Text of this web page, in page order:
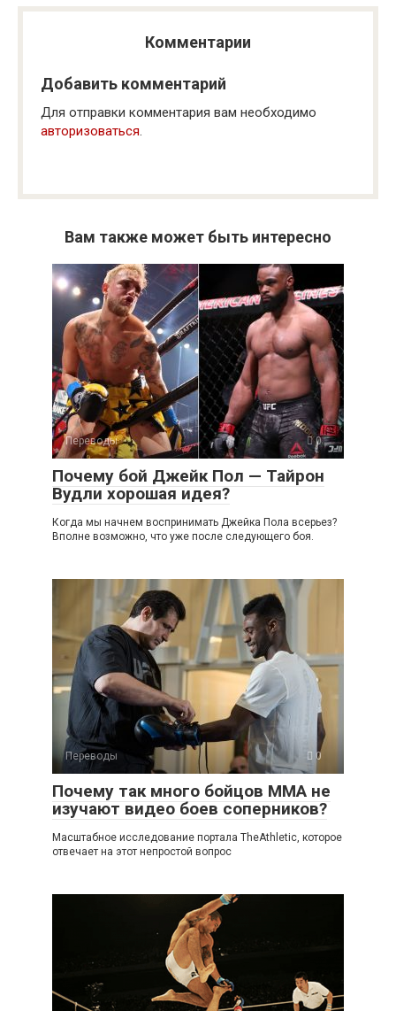
Комментарии
Добавить комментарий
Для отправки комментария вам необходимо
авторизоваться.
Вам также может быть интересно
Переводы 0
Почему бой Джейк Пол — Тайрон
Вудли хорошая идея?
Когда мы начнем воспринимать Джейка Пола всерьез?
Вполне возможно, что уже после следующего боя.
Переводы 0
Почему так много бойцов ММА не
изучают видео боев соперников?
Масштабное исследование портала TheAthletic, которое
отвечает на этот непростой вопрос